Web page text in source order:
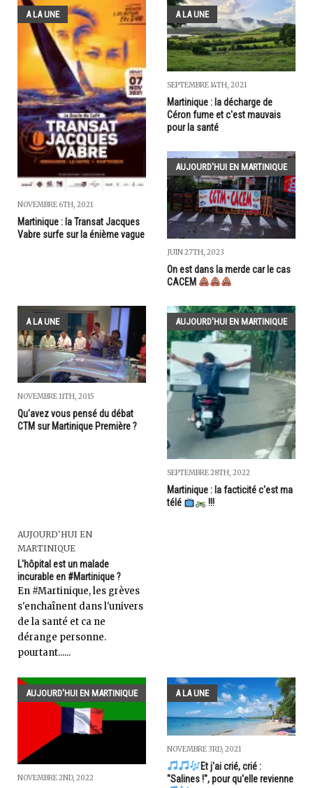
A LA UNE
NOVEMBRE 6TH, 2021
Martinique : la Transat Jacques
Vabre surfe sur la énième vague
A LA UNE
SEPTEMBRE 14TH, 2021
Martinique : la décharge de
Céron fume et c'est mauvais
pour la santé
AUJOURD'HUI EN MARTINIQUE
JUIN 27TH, 2023
On est dans la merde car le cas
CACEM
A LA UNE
NOVEMBRE 11TH, 2015
Qu'avez vous pensé du débat
CTM sur Martinique Première ?
AUJOURD'HUI EN MARTINIQUE
SEPTEMBRE 28TH, 2022
Martinique : la facticité c'est ma
télé
!!!
AUJOURD'HUI EN
MARTINIQUE
L'hôpital est un malade
incurable en #Martinique ?
En #Martinique, les grèves
s'enchaînent dans l'univers
de la santé et ca ne
dérange personne.
pourtant......
AUJOURD'HUI EN MARTINIQUE
NOVEMBRE 2ND, 2022
A LA UNE
NOVEMBRE 3RD, 2021
Et j'ai crié, crié :
"Salines !", pour qu'elle revienne